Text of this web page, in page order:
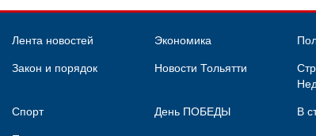
Лента новостей Экономика
Закон и порядок Новости Тольятти
Спорт День ПОБЕДЫ В